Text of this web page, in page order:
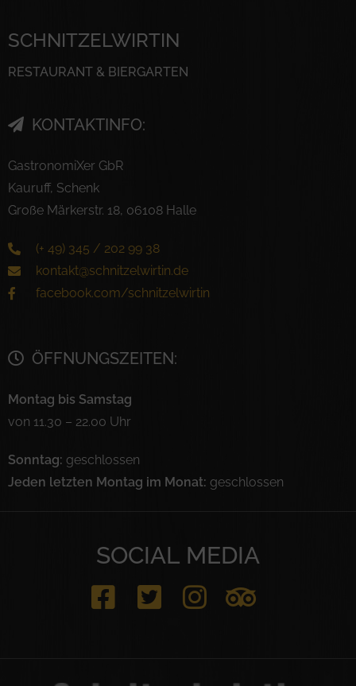
SCHNITZELWIRTIN
RESTAURANT & BIERGARTEN
KONTAKTINFO:
GastronomiXer GbR
Kauruff, Schenk
Große Märkerstr. 18, 06108 Halle
(+ 49) 345 / 202 99 38
kontakt@schnitzelwirtin.de
facebook.com/schnitzelwirtin
ÖFFNUNGSZEITEN:
Montag bis Samstag
von 11.30 – 22.00 Uhr
Sonntag: geschlossen
Jeden letzten Montag im Monat: geschlossen
SOCIAL MEDIA